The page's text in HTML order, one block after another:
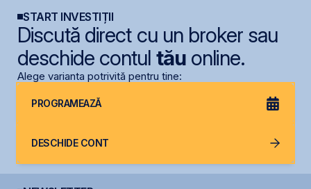
START INVESTIȚII
Discută direct cu un broker sau
deschide contul tăuonline.
Alege varianta potrivită pentru tine:
PROGRAMEAZĂ
DESCHIDE CONT